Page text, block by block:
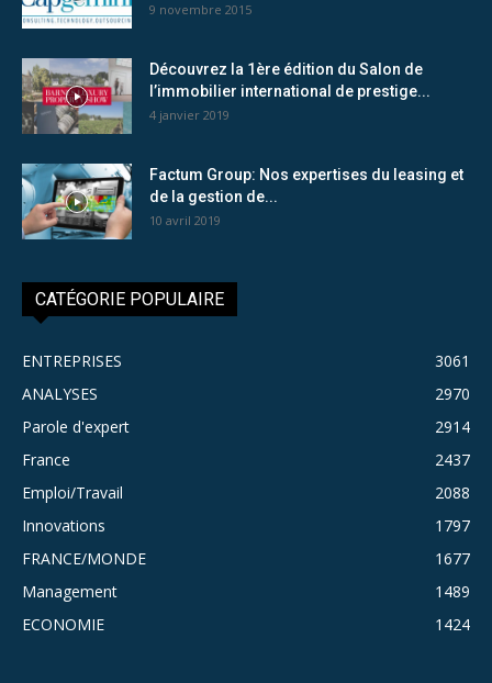
9 novembre 2015
Découvrez la 1ère édition du Salon de
l’immobilier international de prestige...
4 janvier 2019
Factum Group: Nos expertises du leasing et
de la gestion de...
10 avril 2019
CATÉGORIE POPULAIRE
ENTREPRISES
3061
ANALYSES
2970
Parole d'expert
2914
France
2437
Emploi/Travail
2088
Innovations
1797
FRANCE/MONDE
1677
Management
1489
ECONOMIE
1424